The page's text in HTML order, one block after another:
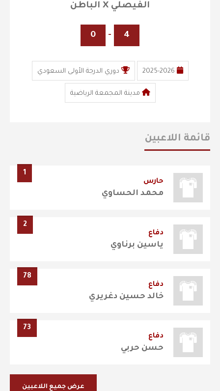
الفيصلي X الباطن
4
-
0
2025-2026 دوري الدرجة الأولى السعودي
مدينة المجمعة الرياضية
قائمة اللاعبين
1
حارس
محمد الحساوي
2
دفاع
ياسين برناوي
78
دفاع
خالد حسين دغريري
73
دفاع
حسن حربي
عرض جميع اللاعبين